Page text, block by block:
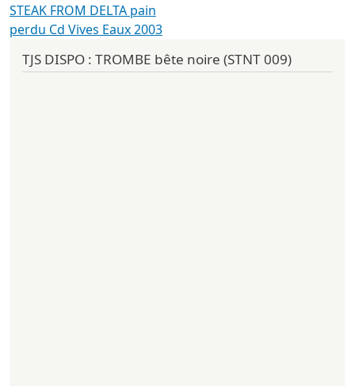
STEAK FROM DELTA pain
perdu Cd Vives Eaux 2003
TJS DISPO : TROMBE bête noire (STNT 009)